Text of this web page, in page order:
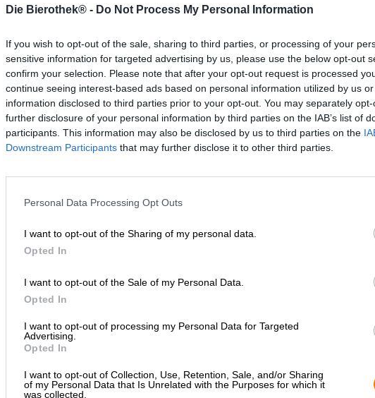
Die Bierothek® - Do Not Process My Personal Information
If you wish to opt-out of the sale, sharing to third parties, or processing of your
sensitive information for targeted advertising by us, please use the below opt-out
confirm your selection. Please note that after your opt-out request is processed
continue seeing interest-based ads based on personal information utilized by us
information disclosed to third parties prior to your opt-out. You may separately
further disclosure of your personal information by third parties on the IAB’s list of
participants. This information may also be disclosed by us to third parties on the
Downstream Participants that may further disclose it to other third parties.
Personal Data Processing Opt Outs
I want to opt-out of the Sharing of my personal data.
Opted In
I want to opt-out of the Sale of my Personal Data.
Opted In
I want to opt-out of processing my Personal Data for Targeted
Advertising.
Opted In
I want to opt-out of Collection, Use, Retention, Sale, and/or Sharing
of my Personal Data that Is Unrelated with the Purposes for which it
was collected.
* I prezzi sono comprensivi di IVA. PiùNavigazionepiù
* I prezzi sono comprensivi di accisa
Descrizione Informazioni Recensioni(0)
La teoria dell’universo ecpirotico può essere trovata
un termine della filosofia stoica, dall’altro il costrutto
Paul Steinhardt e Neil Turok. Con la loro teoria,
nascita del nostro universo. Tuttavia, l’Universo
completamente diverso: la scena della birra!
La versione del costrutto di Gamma ha poco a che
filosofia, ma riguarda invece l’arte raffinata della
hanno intrecciato luppolo, malto, lievito e acqua per
birra porta nel bicchiere un’enorme gradazione
7 ed El Dorado.
Nel bicchiere, l’Ekpyrotic Universe di Gamma ha un
con riflessi ramati e una corona cremosa. Quando si
sporge dalla finestra; Perfezionano invece il carattere
portano all’estremo con intensi aromi di frutta,